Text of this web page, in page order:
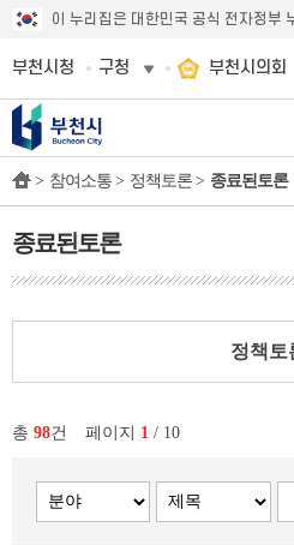
이 누리집은 대한민국 공식 전자정부
부천시청 구청 부천시의회
> 참여소통 > 정책토론 > 종료된토론
종료된토론
정책토
총 98건 페이지 1 / 10